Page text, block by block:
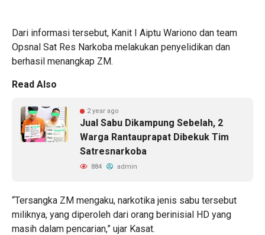
Dari informasi tersebut, Kanit I Aiptu Wariono dan team
Opsnal Sat Res Narkoba melakukan penyelidikan dan
berhasil menangkap ZM.
Read Also
2 year ago
Jual Sabu Dikampung Sebelah, 2
Warga Rantauprapat Dibekuk Tim
Satresnarkoba
884 admin
“Tersangka ZM mengaku, narkotika jenis sabu tersebut
miliknya, yang diperoleh dari orang berinisial HD yang
masih dalam pencarian,” ujar Kasat.